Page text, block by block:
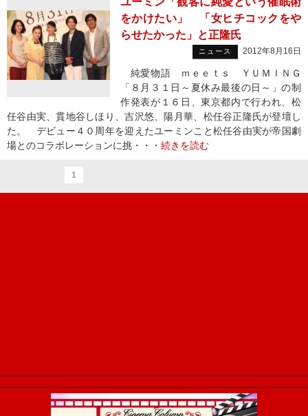
をかけたい」 「女ヒチコックをや
らせたかった」と正隆氏
ニュース 2012年8月16日
純愛物語 ｍｅｅｔｓ ＹＵＭＩＮＧ
「８月３１日～夏休み最後の日～」の制
作発表が１６日、東京都内で行われ、松
任谷由実、貫地谷しほり、吉沢悠、陽月華、松任谷正隆氏が登壇し
た。 デビュー４０周年を迎えたユーミンこと松任谷由実が帝国劇
場とのコラボレーションに挑・・・ 続きを読む
1